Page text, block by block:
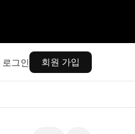
로그인 회원 가입